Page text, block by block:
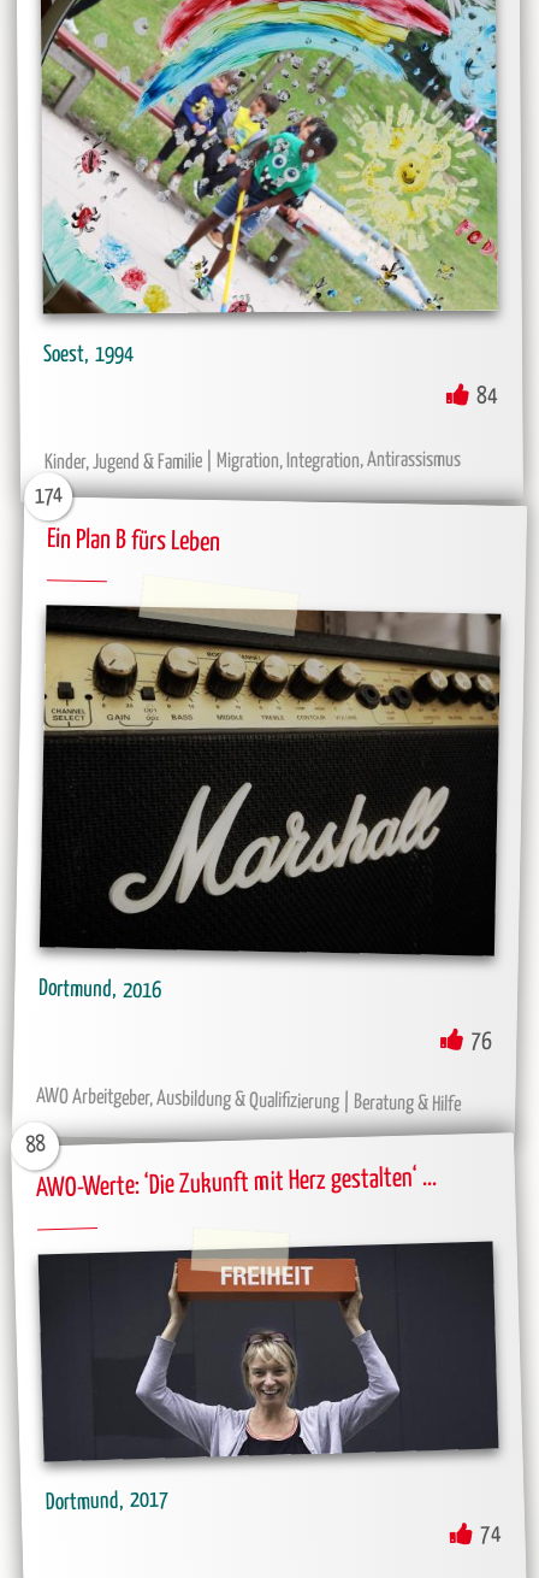
Soest 1994
84
Kinder, Jugend & Familie Migration, Integration, Antirassismus
Ein Plan B fürs Leben
174
Dortmund 2016
76
AWO Arbeitgeber, Ausbildung & Qualifizierung Beratung & Hilfe
AWO-Werte: ‘Die Zukunft mit Herz gestalten‘ ...
88
Dortmund 2017
74